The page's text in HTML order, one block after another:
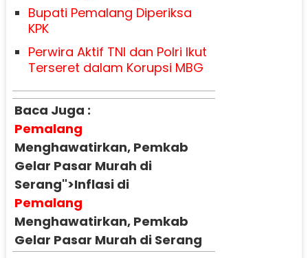
Bupati Pemalang Diperiksa
KPK
Perwira Aktif TNI dan Polri Ikut
Terseret dalam Korupsi MBG
Baca Juga :
Pemalang
Menghawatirkan, Pemkab
Gelar Pasar Murah di
Serang">Inflasi di
Pemalang
Menghawatirkan, Pemkab
Gelar Pasar Murah di Serang